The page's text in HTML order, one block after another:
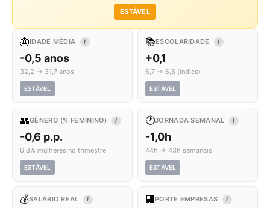
ESTÁVEL
🎂IDADE MÉDIA I
-0,5 anos
32,2 → 31,7 anos
ESTÁVEL
📚ESCOLARIDADE I
+0,1
6,7 → 6,8 (índice)
ESTÁVEL
👥GÊNERO (% FEMININO) I
-0,6 p.p.
6,8% mulheres no trimestre
ESTÁVEL
🕐JORNADA SEMANAL I
-1,0h
44h → 43h semanais
ESTÁVEL
💰SALÁRIO REAL I 🏢 PORTE EMPRESAS I